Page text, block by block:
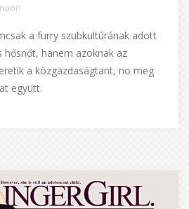
a furry szubkultúrának adott
hősnőt, hanem azoknak az
a közgazdaságtant, no meg
együtt.